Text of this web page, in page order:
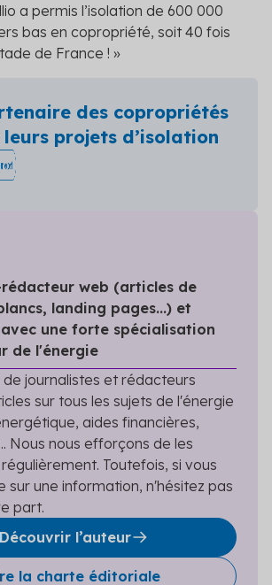
a permis l’isolation de 600 000
bas en copropriété, soit 40 fois
de France ! »
des copropriétés
projets d’isolation
web (articles de
landing pages...) et
avec une forte spécialisation
de l'énergie
journalistes et rédacteurs
sur tous les sujets de l'énergie
aides financières,
Nous nous efforçons de les
Toutefois, si vous
sur une information, n'hésitez pas
part.
Découvrir l’auteur
la charte éditoriale